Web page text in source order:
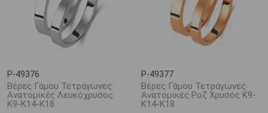
P-49376
Βέρες Γάμου Τετράγωνες
Ανατομικές Λευκόχρυσος
Κ9-Κ14-Κ18
P-49377
Βέρες Γάμου Τετράγωνες
Ανατομικές Ροζ Χρυσός Κ9-
Κ14-Κ18